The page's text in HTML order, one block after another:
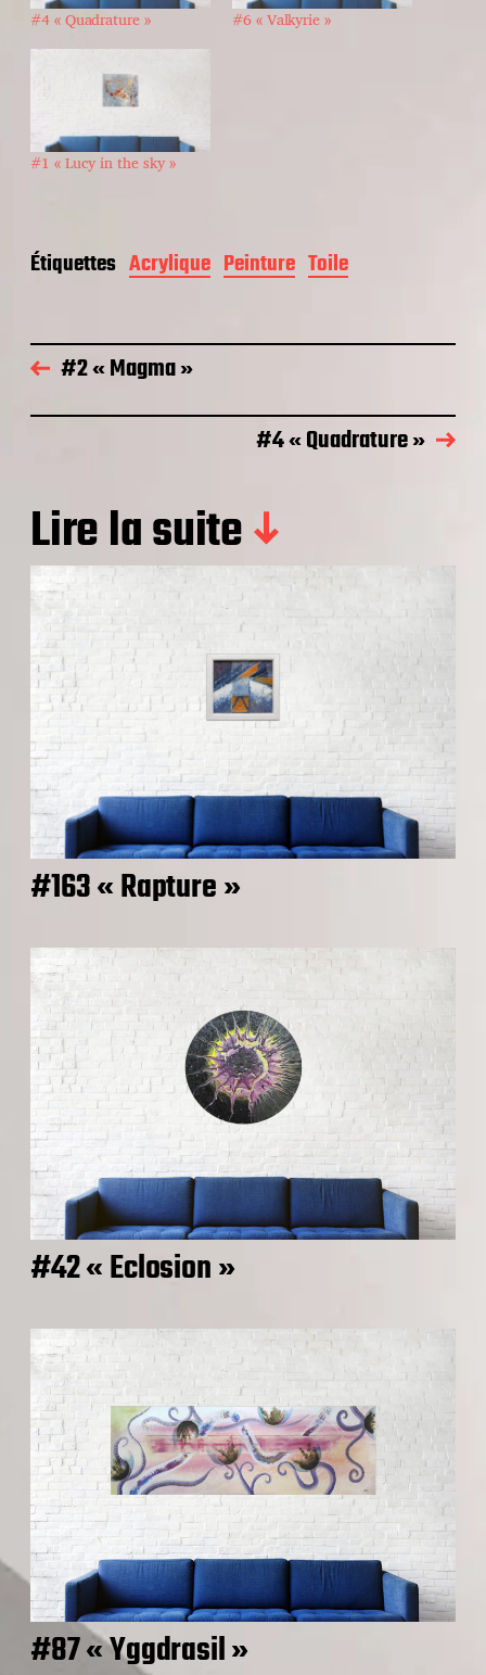
#4 « Quadrature » #6 « Valkyrie »
#1 « Lucy in the sky »
Étiquettes Acrylique Peinture Toile
#2 « Magma »
#4 « Quadrature »
Lire la suite
#163 « Rapture »
#42 « Eclosion »
#87 « Yggdrasil »